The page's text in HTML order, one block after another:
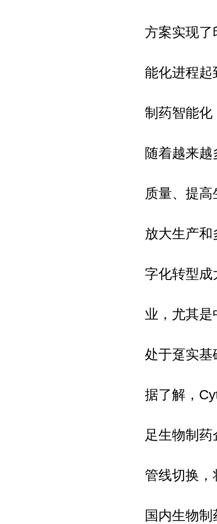
方案实现了
能化进程起
制药智能化
随着越来
质量、提
放大生产
字化转型成
业，尤其
处于趸实基
据了解，
足生物制
管线切换
国内生物